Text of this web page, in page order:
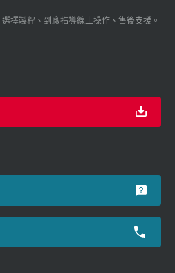
擇製程、到廠指導線上操作、售後支援。